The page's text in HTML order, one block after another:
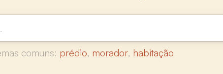
comuns: prédio, morador, habitação